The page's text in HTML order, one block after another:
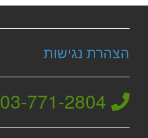
הצהרת נגישות
03-771-2804